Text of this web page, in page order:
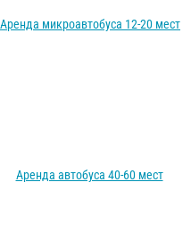
Аренда микроавтобуса 12-20 мест
Аренда автобуса 40-60 мест